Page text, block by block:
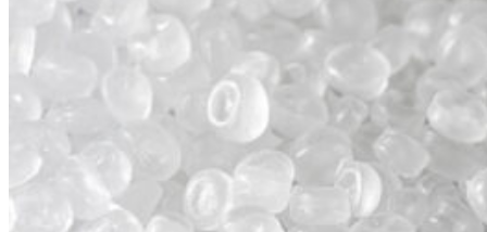
กระสอบข้าวโพด
กระสอบถั่วเหลือง/ถั่วเขียว
กระสอบเมล็ดพันธ์
กระสอบอาหารสัตว์
อุตสาหกรรม